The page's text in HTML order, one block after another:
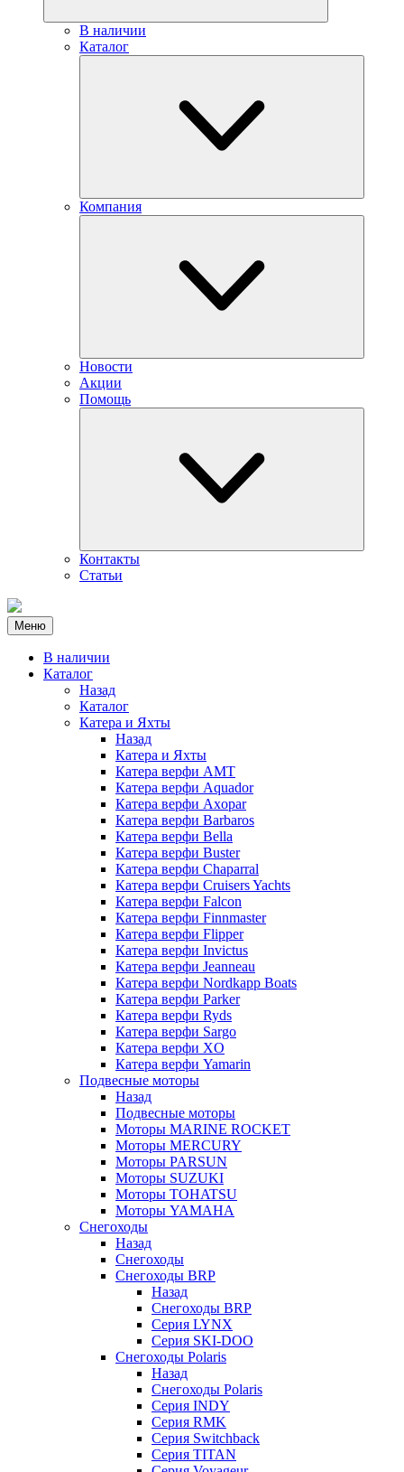
В наличии
Каталог
Компания
Новости
Акции
Помощь
Контакты
Статьи
Меню
В наличии
Каталог
Назад
Каталог
Катера и Яхты
Назад
Катера и Яхты
Катера верфи AMT
Катера верфи Aquador
Катера верфи Axopar
Катера верфи Barbaros
Катера верфи Bella
Катера верфи Buster
Катера верфи Chaparral
Катера верфи Cruisers Yachts
Катера верфи Falcon
Катера верфи Finnmaster
Катера верфи Flipper
Катера верфи Invictus
Катера верфи Jeanneau
Катера верфи Nordkapp Boats
Катера верфи Parker
Катера верфи Ryds
Катера верфи Sargo
Катера верфи XO
Катера верфи Yamarin
Подвесные моторы
Назад
Подвесные моторы
Моторы MARINE ROCKET
Моторы MERCURY
Моторы PARSUN
Моторы SUZUKI
Моторы TOHATSU
Моторы YAMAHA
Снегоходы
Назад
Снегоходы
Снегоходы BRP
Назад
Снегоходы BRP
Серия LYNX
Серия SKI-DOO
Снегоходы Polaris
Назад
Снегоходы Polaris
Серия INDY
Серия RMK
Серия Switchback
Серия TITAN